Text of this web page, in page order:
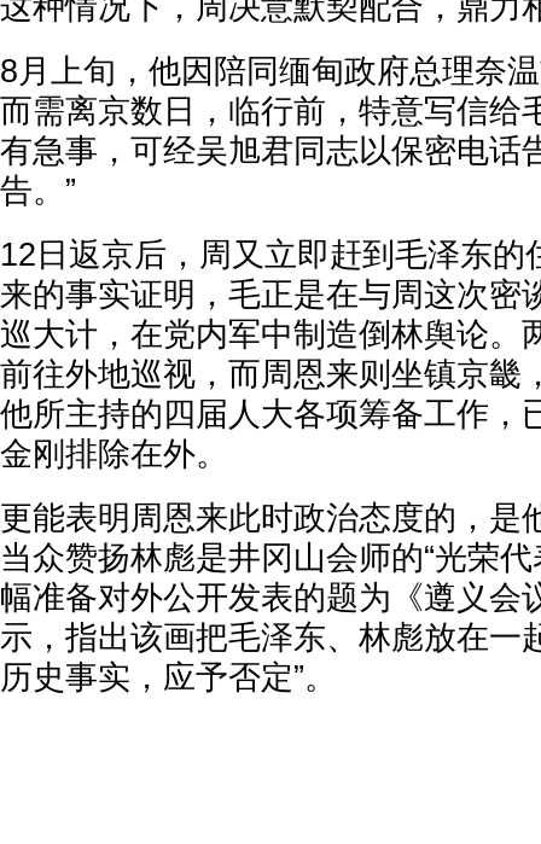
这种情况下，周决意默契配合，鼎力
8月上旬，他因陪同缅甸政府总理奈
而需离京数日，临行前，特意写信给
有急事，可经吴旭君同志以保密电话
告。”
12日返京后，周又立即赶到毛泽东的
来的事实证明，毛正是在与周这次密
巡大计，在党内军中制造倒林舆论。
前往外地巡视，而周恩来则坐镇京畿
他所主持的四届人大各项筹备工作，
金刚排除在外。
更能表明周恩来此时政治态度的，是
当众赞扬林彪是井冈山会师的“光荣
幅准备对外公开发表的题为《遵义会
示，指出该画把毛泽东、林彪放在一
历史事实，应予否定”。